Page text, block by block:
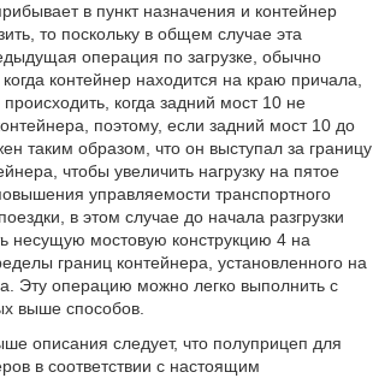
в пункт назначения и контейнер
то поскольку в общем случае эта
операция по загрузке, обычно
контейнер находится на краю причала,
когда задний мост 10 не
поэтому, если задний мост 10 до
таким образом, что он выступал за границу
чтобы увеличить нагрузку на пятое
управляемости транспортного
в этом случае до начала разгрузки
несущую мостовую конструкцию 4 на
границ контейнера, установленного на
Эту операцию можно легко выполнить с
выше способов.
описания следует, что полуприцеп для
в соответствии с настоящим